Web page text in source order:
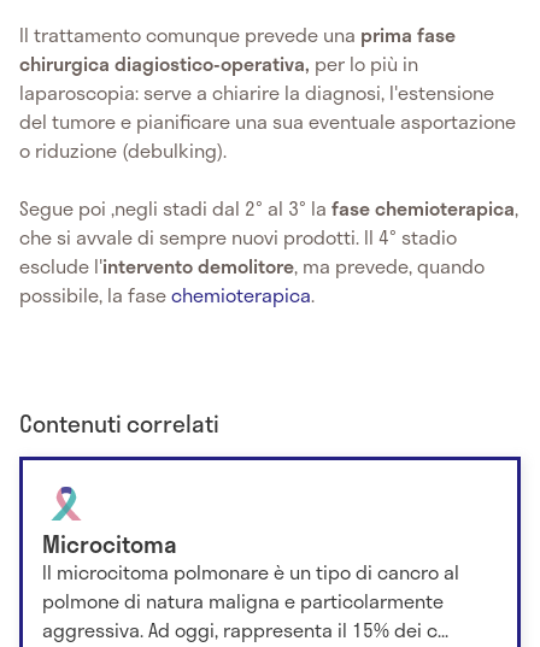
Il trattamento comunque prevede una prima fase
chirurgica diagiostico-operativa, per lo più in
laparoscopia: serve a chiarire la diagnosi, l'estensione
del tumore e pianificare una sua eventuale asportazione
o riduzione (debulking).
Segue poi ,negli stadi dal 2° al 3° la fase chemioterapica,
che si avvale di sempre nuovi prodotti. Il 4° stadio
esclude l'intervento demolitore, ma prevede, quando
possibile, la fasechemioterapica.
Contenuti correlati
Microcitoma
Il microcitoma polmonare è un tipo di cancro al
polmone di natura maligna e particolarmente
aggressiva. Ad oggi, rappresenta il 15% dei c...